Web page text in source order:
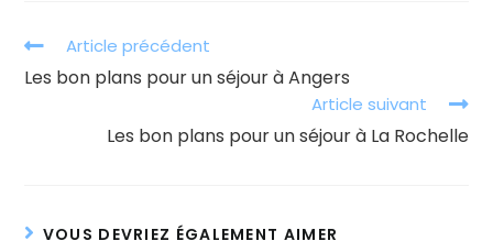
Read
articles
Article précédent
Les bon plans pour un séjour à Angers
Article suivant
Les bon plans pour un séjour à La Rochelle
VOUS DEVRIEZ ÉGALEMENT AIMER